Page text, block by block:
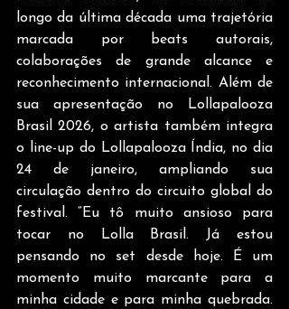
longo da última década uma trajetória
marcada por beats autorais,
colaborações de grande alcance e
reconhecimento internacional. Além de
sua apresentação no Lollapalooza
Brasil 2026, o artista também integra
o line-up do Lollapalooza Índia, no dia
24 de janeiro, ampliando sua
circulação dentro do circuito global do
festival. “Eu tô muito ansioso para
tocar no Lolla Brasil. Já estou
pensando no set desde hoje. É um
momento muito marcante para a
minha cidade e para minha quebrada.